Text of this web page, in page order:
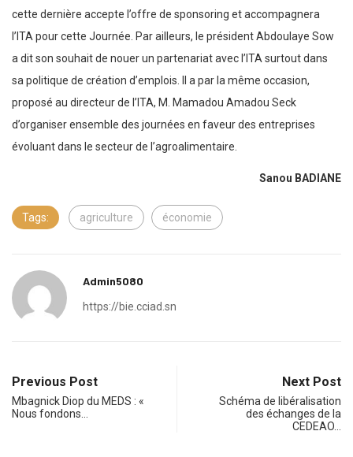
cette dernière accepte l’offre de sponsoring et accompagnera
l’ITA pour cette Journée. Par ailleurs, le président Abdoulaye Sow
a dit son souhait de nouer un partenariat avec l’ITA surtout dans
sa politique de création d’emplois. Il a par la même occasion,
proposé au directeur de l’ITA, M. Mamadou Amadou Seck
d’organiser ensemble des journées en faveur des entreprises
évoluant dans le secteur de l’agroalimentaire.
Sanou BADIANE
Tags: agriculture économie
Admin5080
https://bie.cciad.sn
Previous Post
Mbagnick Diop du MEDS : «
Nous fondons…
Next Post
Schéma de libéralisation
des échanges de la
CEDEAO…